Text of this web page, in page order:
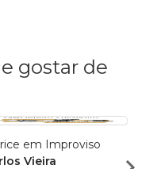
gostar de
em Improviso
Vieira